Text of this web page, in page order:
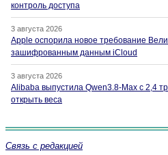
контроль доступа
3 августа 2026
Apple оспорила новое требование
зашифрованным данным iCloud
3 августа 2026
Alibaba выпустила Qwen3.8-Max с 2,4
открыть веса
Связь с редакцией